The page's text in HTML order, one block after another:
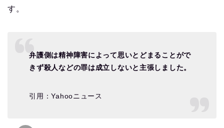
す。
弁護側は精神障害によって思いとどまることがで
きず殺人などの罪は成立しないと主張しました。
引用：Yahooニュース